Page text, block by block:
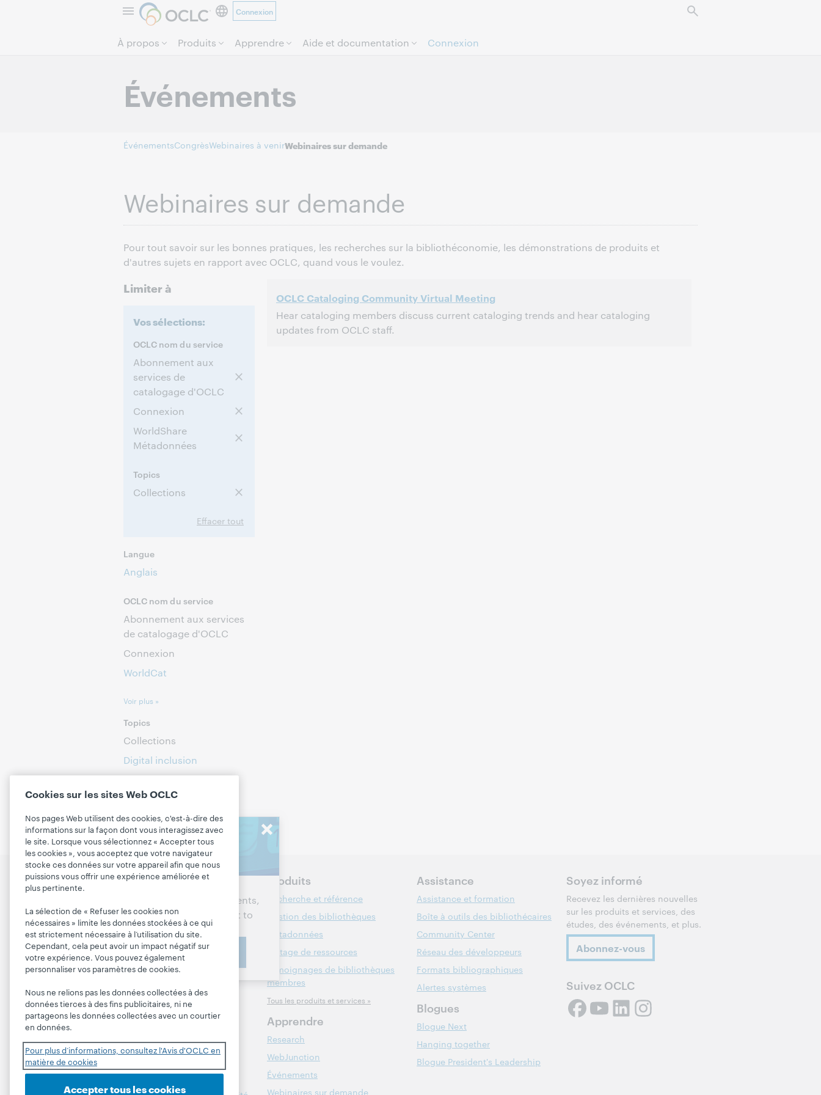
Connexion
À propos Produits Apprendre Aide et documentation Connexion
Événements
ÉvénementsCongrèsWebinaires à venirWebinaires sur demande
Webinaires sur demande
Pour tout savoir sur les bonnes pratiques, les recherches sur la bibliothéconomie, les démonstrations de produits et
d'autres sujets en rapport avec OCLC, quand vous le voulez.
Limiter à
Vos sélections:
OCLC nom du service
Abonnement aux
services de
catalogage d'OCLC
Connexion
WorldShare
Métadonnées
Topics
Collections
Effacer tout
Langue
Anglais
OCLC nom du service
Abonnement aux services
de catalogage d'OCLC
Connexion
WorldCat
Voir plus »
Topics
Collections
Digital inclusion
Open Access
OCLC Cataloging Community Virtual Meeting
Hear cataloging members discuss current cataloging trends and hear cataloging
updates from OCLC staff.
Stay in the
know
updates, research, events,
and much more—right to
your inbox.
Subscribe now
Discutez des prochaines
bibliothèque
Nous contacter
À propos
À propos d'OCLC
Emplois
Finances
Adhésion
Produits
Recherche et référence
Gestion des bibliothèques
Métadonnées
Partage de ressources
Témoignages de bibliothèques
membres
Tous les produits et services »
Apprendre
Research
WebJunction
Événements
Webinaires sur demande
Assistance
Assistance et formation
Boîte à outils des bibliothécaires
Community Center
Réseau des développeurs
Formats bibliographiques
Alertes systèmes
Blogues
Blogue Next
Hanging together
Blogue President's Leadership
Soyez informé
Recevez les dernières nouvelles
sur les produits et services, des
études, des événements, et plus.
Abonnez-vous
Suivez OCLC
Cookies sur les sites Web OCLC
Nos pages Web utilisent des cookies, c'est-à-dire des
informations sur la façon dont vous interagissez avec
le site. Lorsque vous sélectionnez « Accepter tous
les cookies », vous acceptez que votre navigateur
stocke ces données sur votre appareil afin que nous
puissions vous offrir une expérience améliorée et
plus pertinente.
La sélection de « Refuser les cookies non
nécessaires » limite les données stockées à ce qui
est strictement nécessaire à l’utilisation du site.
Cependant, cela peut avoir un impact négatif sur
votre expérience. Vous pouvez également
personnaliser vos paramètres de cookies.
Nous ne relions pas les données collectées à des
données tierces à des fins publicitaires, ni ne
partageons les données collectées avec un courtier
en données.
Pour plus d’informations, consultez l'Avis d'OCLC en
matière de cookies
Accepter tous les cookies